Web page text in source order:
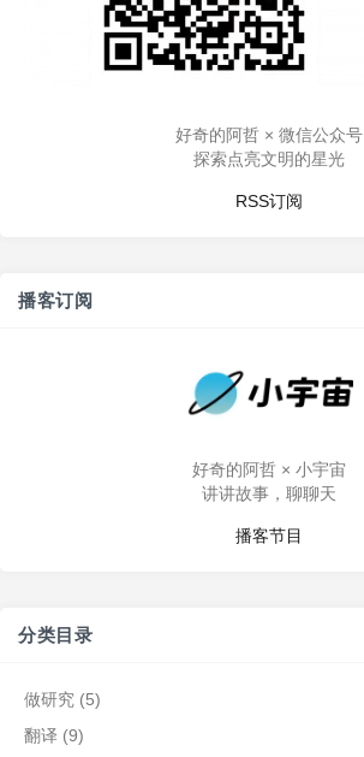
好奇的阿哲 × 微信公众号
探索点亮文明的星光
RSS订阅
播客订阅
好奇的阿哲 × 小宇宙
讲讲故事，聊聊天
播客节目
分类目录
做研究 (5)
翻译 (9)